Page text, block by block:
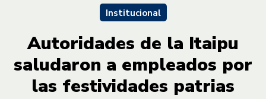
Institucional
Autoridades de la Itaipu
saludaron a empleados por
las festividades patrias